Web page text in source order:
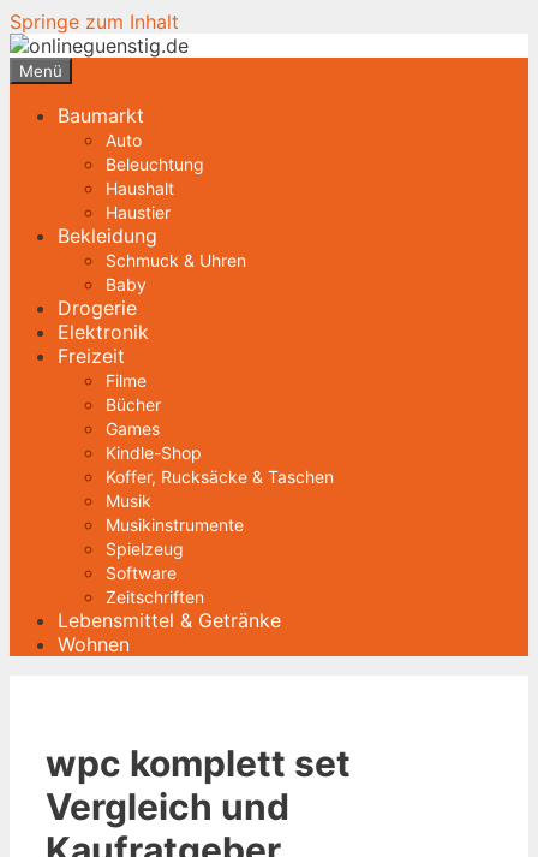
Springe zum Inhalt
Menü
Baumarkt
Auto
Beleuchtung
Haushalt
Haustier
Bekleidung
Schmuck & Uhren
Baby
Drogerie
Elektronik
Freizeit
Filme
Bücher
Games
Kindle-Shop
Koffer, Rucksäcke & Taschen
Musik
Musikinstrumente
Spielzeug
Software
Zeitschriften
Lebensmittel & Getränke
Wohnen
wpc komplett set
Vergleich und